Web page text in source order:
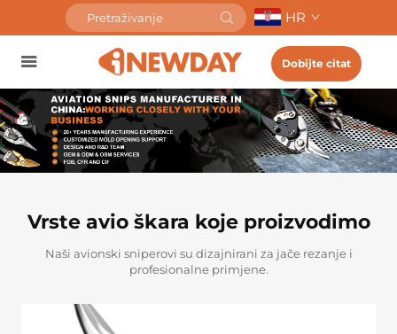
HR
Dobijte citat
Vrste avio škara koje proizvodimo
Naši avionski sniperovi su dizajnirani za jače rezanje i
profesionalne primjene.